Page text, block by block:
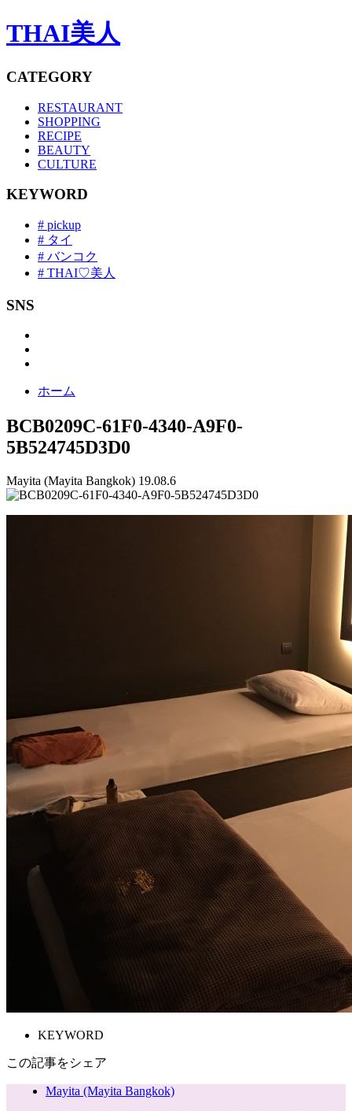
THAI美人
CATEGORY
RESTAURANT
SHOPPING
RECIPE
BEAUTY
CULTURE
KEYWORD
# pickup
# タイ
# バンコク
# THAI♡美人
SNS
ホーム
BCB0209C-61F0-4340-A9F0-
5B524745D3D0
Mayita (Mayita Bangkok) 19.08.6
KEYWORD
この記事をシェア
Mayita (Mayita Bangkok)